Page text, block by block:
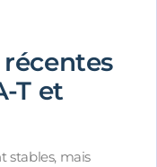
récentes
T et
stables, mais